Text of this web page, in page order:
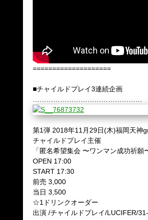
====================
■チャイルドプレイ3連続企画
第1弾 2018年11月29日(木)福岡天神
チャイルドプレイ主催
「匿名希望集会 〜ワンマン成功祈願
OPEN 17:00
START 17:30
前売 3,000
当日 3,500
☆1ドリンクオーダー
出演 /チャイルドプレイ/LUCIFER/